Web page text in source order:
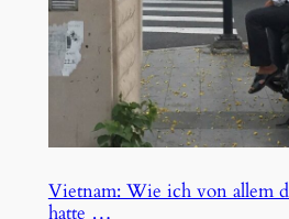
Vietnam: Wie ich von allem
hatte …